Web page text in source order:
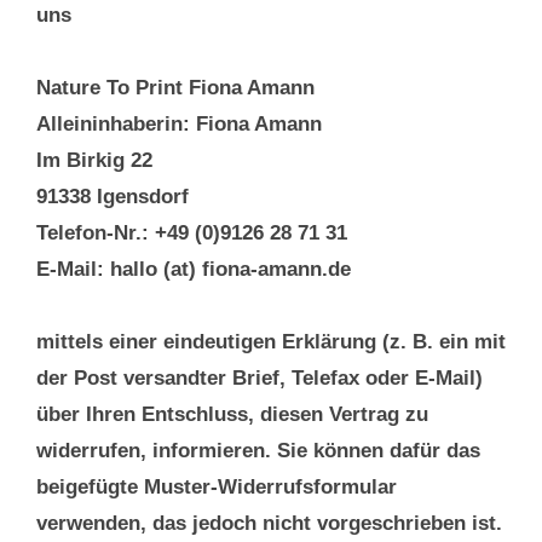
uns
Nature To Print Fiona Amann
Alleininhaberin: Fiona Amann
Im Birkig 22
91338 Igensdorf
Telefon-Nr.: +49 (0)9126 28 71 31
E-Mail: hallo (at) fiona-amann.de
mittels einer eindeutigen Erklärung (z. B. ein mit
der Post versandter Brief, Telefax oder E-Mail)
über Ihren Entschluss, diesen Vertrag zu
widerrufen, informieren. Sie können dafür das
beigefügte Muster-Widerrufsformular
verwenden, das jedoch nicht vorgeschrieben ist.